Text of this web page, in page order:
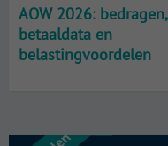
AOW 2026: bedragen,
betaaldata en
belastingvoordelen